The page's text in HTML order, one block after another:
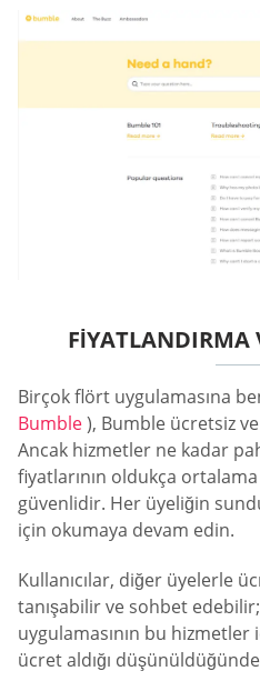
FIYATLANDIRMA
Birçok flört uygulamasına
Bumble), Bumble ücretsiz
Ancak hizmetler ne kadar
fiyatlarının oldukça
güvenlidir. Her üyeliğin
için okumaya devam edin.
Kullanıcılar, diğer üyelerle
tanışabilir ve sohbet
uygulamasının bu
ücret aldığı